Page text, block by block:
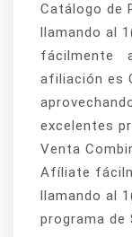
Catálogo de
llamando al
fácilmente a
afiliación es
excelentes
Venta
Afíliate
llamando al
programa de